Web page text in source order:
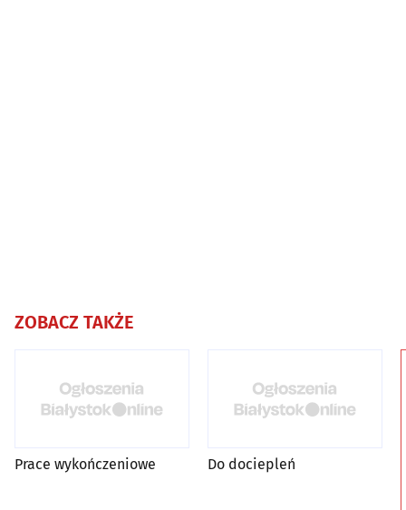
ZOBACZ TAKŻE
Prace wykończeniowe Do dociepleń